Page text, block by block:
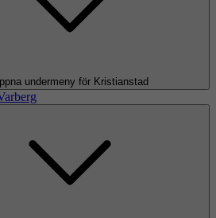
undermeny för Kristianstad